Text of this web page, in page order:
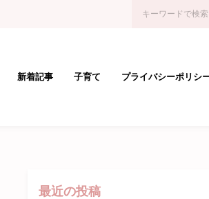
新着記事 子育て プライバシーポリシ
最近の投稿